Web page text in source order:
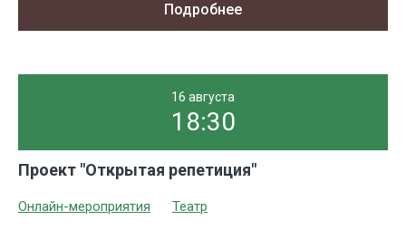
Подробнее
16 августа
18:30
Проект "Открытая репетиция"
Онлайн-мероприятия Театр